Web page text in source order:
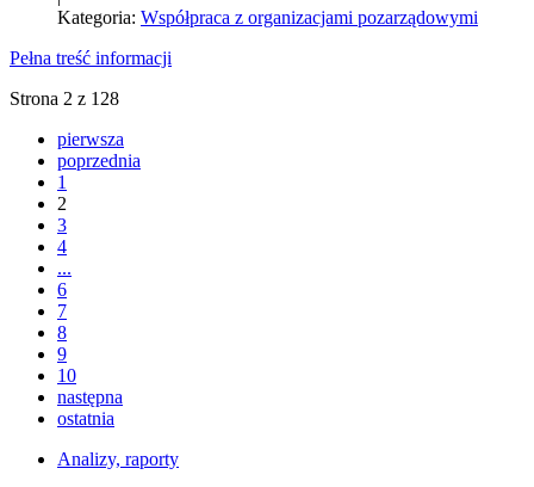
Kategoria: Współpraca z organizacjami pozarządowymi
Pełna treść informacji
Strona 2 z 128
pierwsza
poprzednia
1
2
3
4
...
6
7
8
9
10
następna
ostatnia
Analizy, raporty